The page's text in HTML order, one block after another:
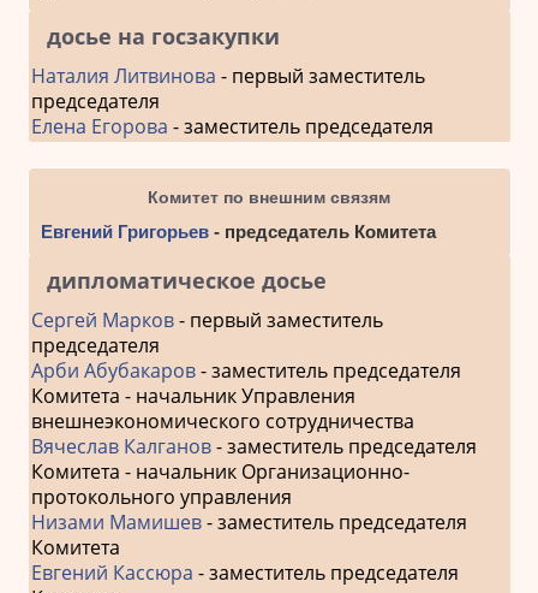
досье на госзакупки
Наталия Литвинова - первый заместитель
председателя
Елена Егорова - заместитель председателя
Комитет по внешним связям
Евгений Григорьев- председатель Комитета
дипломатическое досье
Сергей Марков- первый заместитель
председателя
Арби Абубакаров- заместитель председателя
Комитета - начальник Управления
внешнеэкономического сотрудничества
Вячеслав Калганов- заместитель председателя
Комитета - начальник Организационно-
протокольного управления
Низами Мамишев- заместитель председателя
Комитета
Евгений Кассюра - заместитель председателя